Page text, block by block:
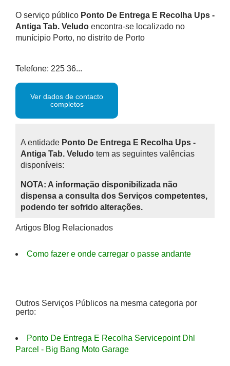
O serviço público Ponto De Entrega E Recolha Ups -
Antiga Tab. Veludo encontra-se localizado no
munícipio Porto, no distrito de Porto
Telefone: 225 36...
Ver dados de contacto
completos
A entidade Ponto De Entrega E Recolha Ups -
Antiga Tab. Veludo tem as seguintes valências
disponíveis:
NOTA: A informação disponibilizada não
dispensa a consulta dos Serviços competentes,
podendo ter sofrido alterações.
Artigos Blog Relacionados
Como fazer e onde carregar o passe andante
Outros Serviços Públicos na mesma categoria por
perto:
Ponto De Entrega E Recolha Servicepoint Dhl
Parcel - Big Bang Moto Garage